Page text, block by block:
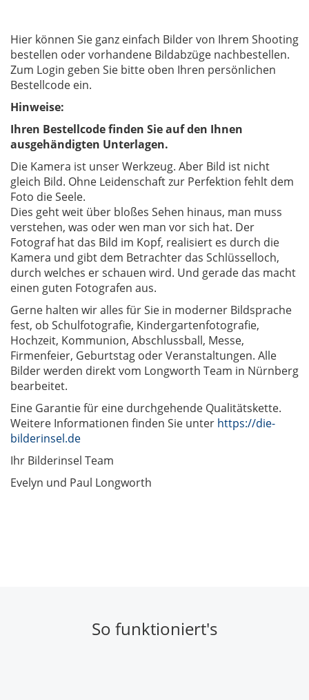
Hier können Sie ganz einfach Bilder von Ihrem Shooting
bestellen oder vorhandene Bildabzüge nachbestellen.
Zum Login geben Sie bitte oben Ihren persönlichen
Bestellcode ein.
Hinweise:
Ihren Bestellcode finden Sie auf den Ihnen
ausgehändigten Unterlagen.
Die Kamera ist unser Werkzeug. Aber Bild ist nicht
gleich Bild. Ohne Leidenschaft zur Perfektion fehlt dem
Foto die Seele.
Dies geht weit über bloßes Sehen hinaus, man muss
verstehen, was oder wen man vor sich hat. Der
Fotograf hat das Bild im Kopf, realisiert es durch die
Kamera und gibt dem Betrachter das Schlüsselloch,
durch welches er schauen wird. Und gerade das macht
einen guten Fotografen aus.
Gerne halten wir alles für Sie in moderner Bildsprache
fest, ob Schulfotografie, Kindergartenfotografie,
Hochzeit, Kommunion, Abschlussball, Messe,
Firmenfeier, Geburtstag oder Veranstaltungen. Alle
Bilder werden direkt vom Longworth Team in Nürnberg
bearbeitet.
Eine Garantie für eine durchgehende Qualitätskette.
Weitere Informationen finden Sie unter https://die-
bilderinsel.de
Ihr Bilderinsel Team
Evelyn und Paul Longworth
So funktioniert's